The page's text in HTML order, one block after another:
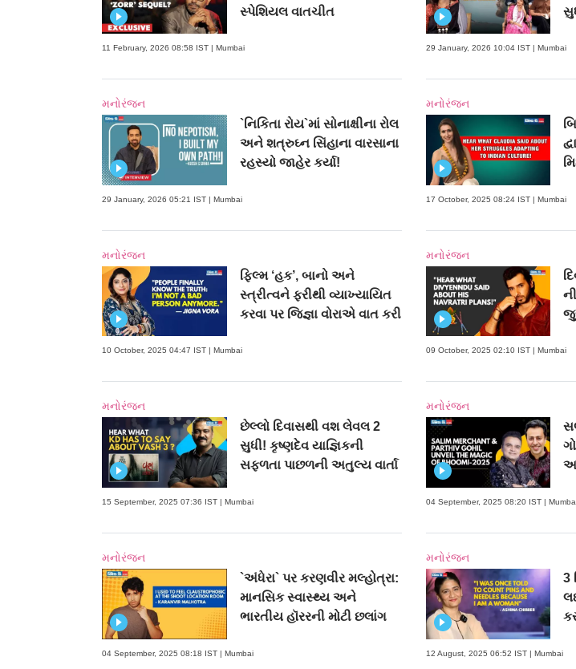
સ્પેશિયલ વાતચીત
11 February, 2026 08:58 IST | Mumbai 29 January, 2026 10:04 IST | Mumbai
મનોરંજન
`નિકિતા રોય`માં સોનાક્ષીના રોલ
અને શત્રુઘ્ન સિંહાના વારસાના
રહસ્યો જાહેર કર્યા!
29 January, 2026 05:21 IST | Mumbai
મનોરંજન
17 October, 2025 08:24 IST | Mumbai
મનોરંજન
ફિલ્મ ‘હક’, બાનો અને
સ્ત્રીત્વને ફરીથી વ્યાખ્યાયિત
કરવા પર જિજ્ઞા વોરાએ વાત કરી
10 October, 2025 04:47 IST | Mumbai
મનોરંજન
09 October, 2025 02:10 IST | Mumbai
મનોરંજન
છેલ્લો દિવાસથી વશ લેવલ 2
સુધી! કૃષ્ણદેવ યાજ્ઞિકની
સફળતા પાછળની અતુલ્ય વાર્તા
15 September, 2025 07:36 IST | Mumbai
મનોરંજન
04 September, 2025 08:20 IST |
મનોરંજન
`અંધેરા` પર કરણવીર મલ્હોત્રા:
માનસિક સ્વાસ્થ્ય અને
ભારતીય હૉરરની મોટી છલાંગ
04 September, 2025 08:18 IST | Mumbai
મનોરંજન
3
12 August, 2025 06:52 IST | Mumbai